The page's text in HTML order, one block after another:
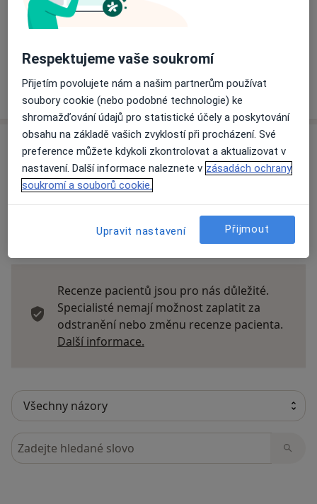
Způsoby platby (soukromé návštěvy)
Na teto adrese lékař přijímá pacienty na pojišťovnu
Detaily
Víceo adrese
Názory
Přidejte svůj názor
Recenze pacientů jsou pro nás důležité.
Specialisté nemají možnost zaplatit za
odstranění nebo změnu recenze pacienta.
Další informace.
Hledejte v názorech
Respektujeme vaše soukromí
Přijetím povolujete nám a našim partnerům používat
soubory cookie (nebo podobné technologie) ke
shromažďování údajů pro statistické účely a poskytování
obsahu na základě vašich zvyklostí při procházení. Své
preference můžete kdykoli zkontrolovat a aktualizovat v
nastavení. Další informace naleznete v zásadách ochrany
soukromí a souborů cookie.
Upravit nastavení Přijmout